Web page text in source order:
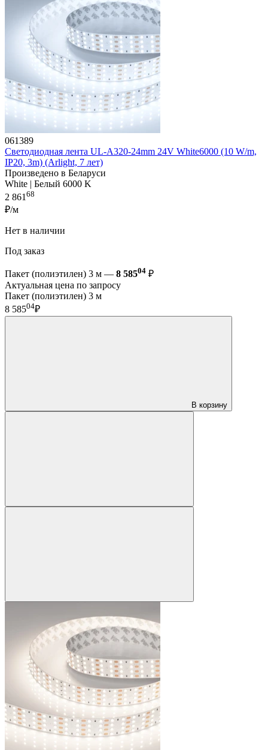
061389
Светодиодная лента UL-A320-24mm 24V White6000 (10 W/m,
IP20, 3m) (Arlight, 7 лет)
Произведено в Беларуси
White | Белый 6000 K
2 861 68
₽/м
Нет в наличии
Под заказ
Пакет (полиэтилен) 3 м — 8 58504 ₽
Актуальная цена по запросу
Пакет (полиэтилен) 3 м
8 58504₽
В корзину